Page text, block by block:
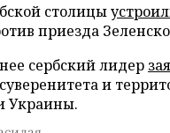
столицы
приезда
сербский лидер
и
Украины.